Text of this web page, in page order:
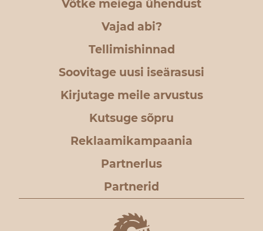
Võtke meiega ühendust
Vajad abi?
Tellimishinnad
Soovitage uusi iseärasusi
Kirjutage meile arvustus
Kutsuge sõpru
Reklaamikampaania
Partnerlus
Partnerid